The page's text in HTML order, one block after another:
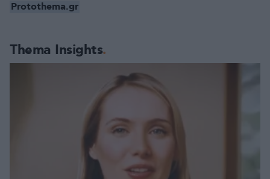
Thema Insights
Protothema.gr